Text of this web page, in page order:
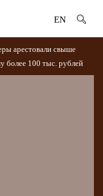
EN
арестовали свыше
более 100 тыс. рублей